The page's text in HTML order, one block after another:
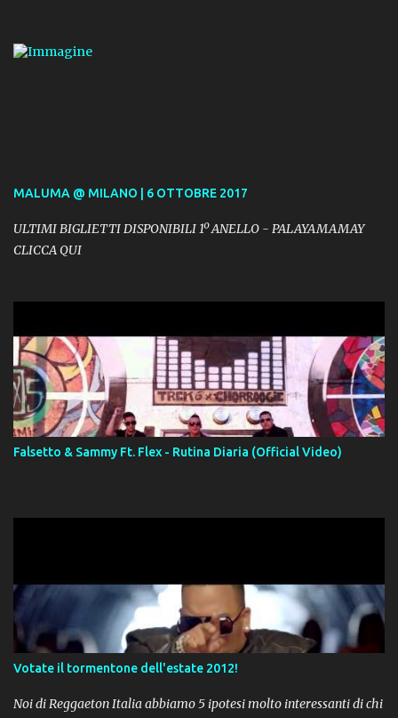
MALUMA @ MILANO | 6 OTTOBRE 2017
ULTIMI BIGLIETTI DISPONIBILI 1º ANELLO - PALAYAMAMAY
CLICCA QUI
Falsetto & Sammy Ft. Flex - Rutina Diaria (Official Video)
Votate il tormentone dell'estate 2012!
Noi di Reggaeton Italia abbiamo 5 ipotesi molto interessanti di chi